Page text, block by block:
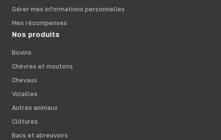
Gérer mes informations personnelles
Mes récompenses
Nos produits
Bovins
Chèvres et moutons
Chevaux
Volailles
Autres animaux
Clôtures
Bacs et abreuvoirs